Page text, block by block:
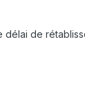
de